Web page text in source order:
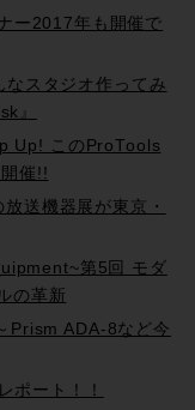
ー2017年も開催で
スタジオ作ってみ
』
Up! このProTools
催!!
送機器展が東京・
第5回 モダ
の革新
Prism ADA-8など今
ポート！！